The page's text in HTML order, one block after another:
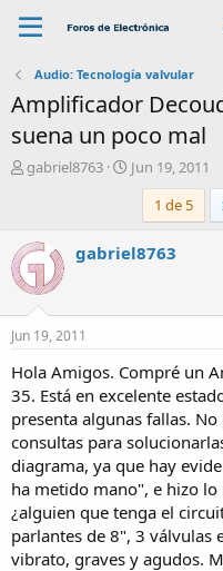
Audio: Tecnología valvular
Amplificador
suena un poco mal
A
r
gabriel8763
F
a
d
c
o
Jun 19, 2011
1 de 5
gabriel8763
Jun 19, 2011
Hola Amigos. Compré un
35. Está en excelente
presenta algunas fallas.
consultas para
diagrama, ya que hay
ha metido mano", e hizo
¿alguien que tenga el
parlantes de 8", 3 válvulas
vibrato, graves y agudos.